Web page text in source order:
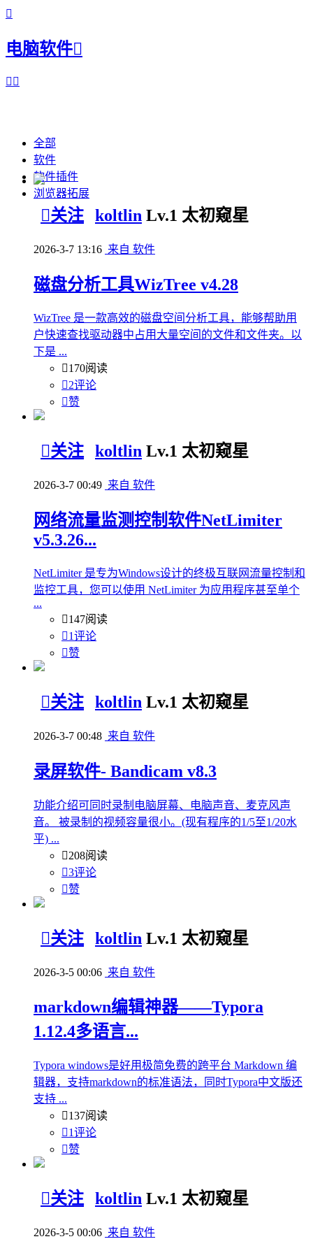

电脑软件
 
全部
软件
软件插件
浏览器拓展
关注 koltlin Lv.1 太初窥星
2026-3-7 13:16 来自 软件
磁盘分析工具WizTree v4.28
WizTree 是一款高效的磁盘空间分析工具，能够帮助用
户快速查找驱动器中占用大量空间的文件和文件夹。以
下是 ...
170阅读
2评论
赞
关注 koltlin Lv.1 太初窥星
2026-3-7 00:49 来自 软件
网络流量监测控制软件NetLimiter
v5.3.26...
NetLimiter 是专为Windows设计的终极互联网流量控制和
监控工具，您可以使用 NetLimiter 为应用程序甚至单个
...
147阅读
1评论
赞
关注 koltlin Lv.1 太初窥星
2026-3-7 00:48 来自 软件
录屏软件- Bandicam v8.3
功能介绍可同时录制电脑屏幕、电脑声音、麦克风声
音。 被录制的视频容量很小。(现有程序的1/5至1/20水
平) ...
208阅读
3评论
赞
关注 koltlin Lv.1 太初窥星
2026-3-5 00:06 来自 软件
markdown编辑神器——Typora
1.12.4多语言...
Typora windows是好用极简免费的跨平台 Markdown 编
辑器，支持markdown的标准语法，同时Typora中文版还
支持 ...
137阅读
1评论
赞
关注 koltlin Lv.1 太初窥星
2026-3-5 00:06 来自 软件